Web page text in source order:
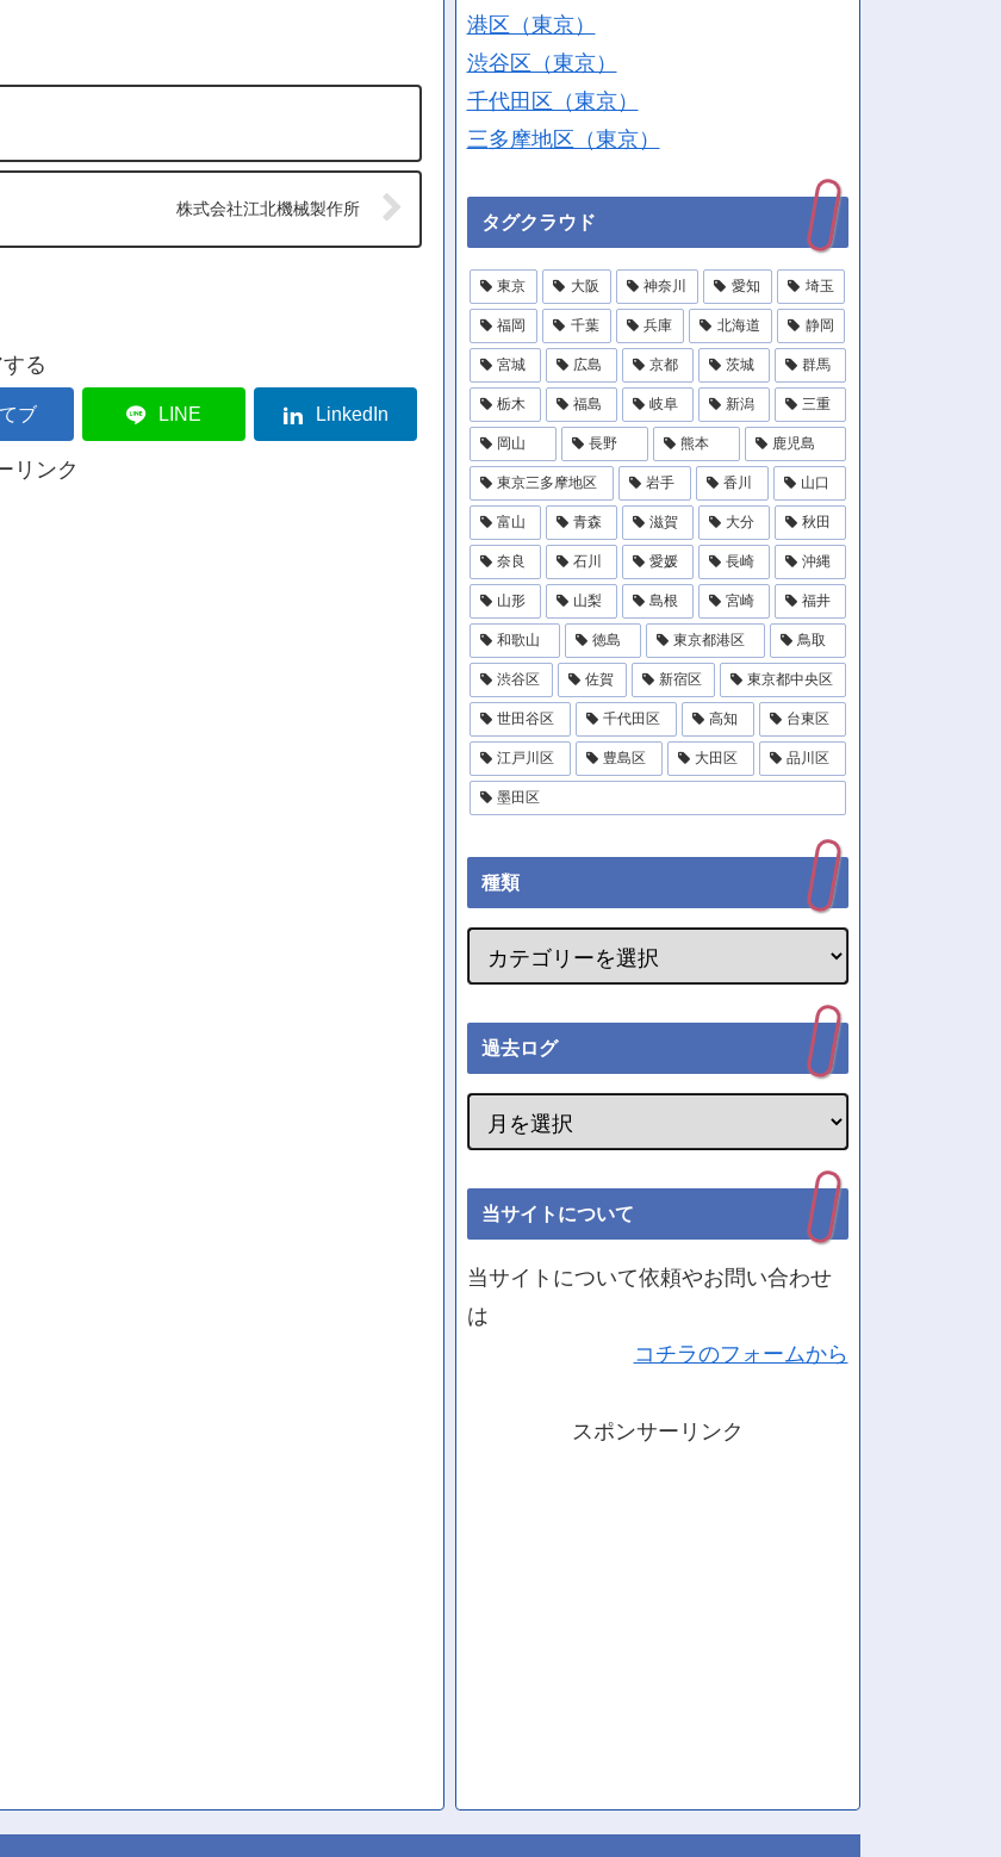
株式会社江北機械製作所
る
ブ LINE LinkedIn
リンク
港区（東京）
渋谷区（東京）
千代田区（東京）
三多摩地区（東京）
タグクラウド
東京 大阪 神奈川 愛知 埼玉
福岡 千葉 兵庫 北海道 静岡
宮城 広島 京都 茨城 群馬
栃木 福島 岐阜 新潟 三重
岡山 長野 熊本 鹿児島
東京三多摩地区 岩手 香川 山口
富山 青森 滋賀 大分 秋田
奈良 石川 愛媛 長崎 沖縄
山形 山梨 島根 宮崎 福井
和歌山 徳島 東京都港区 鳥取
渋谷区 佐賀 新宿区 東京都中央区
世田谷区 千代田区 高知 台東区
江戸川区 豊島区 大田区 品川区
墨田区
種類
過去ログ
当サイトについて
当サイトについて依頼やお問い合わせ
は
コチラのフォームから
スポンサーリンク